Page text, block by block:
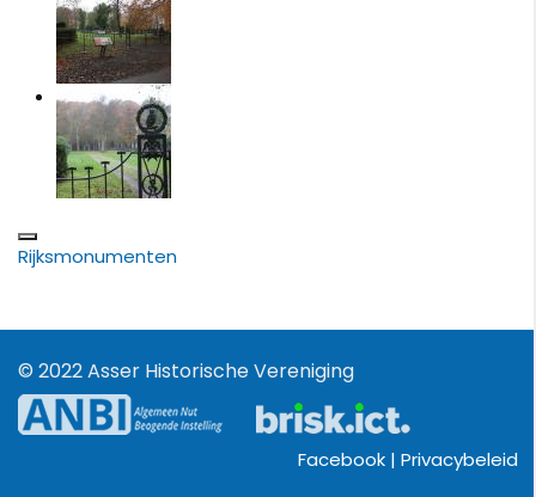
Rijksmonumenten
© 2022 Asser Historische Vereniging
Facebook | Privacybeleid